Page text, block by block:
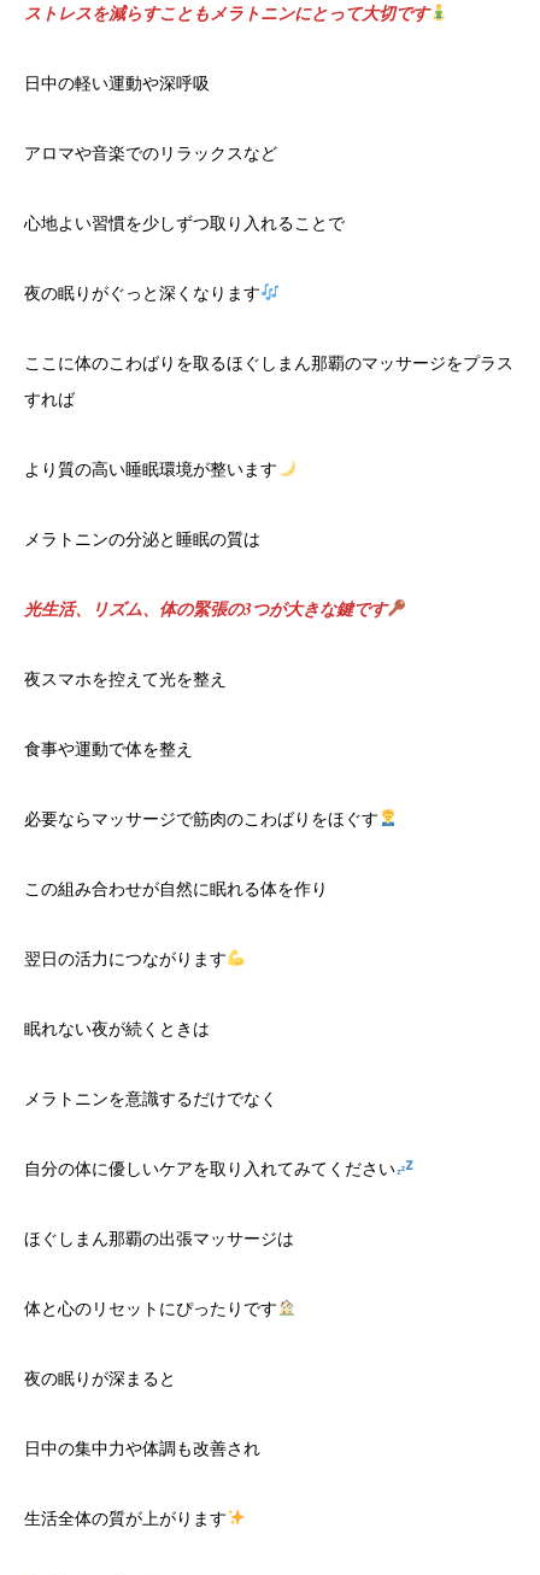
ストレスを減らすこともメラトニンにとって大切です
日中の軽い運動や深呼吸
アロマや音楽でのリラックスなど
心地よい習慣を少しずつ取り入れることで
夜の眠りがぐっと深くなります
ここに体のこわばりを取るほぐしまん那覇のマッサージをプラス
すれば
より質の高い睡眠環境が整います
メラトニンの分泌と睡眠の質は
光生活、リズム、体の緊張の3つが大きな鍵です
夜スマホを控えて光を整え
食事や運動で体を整え
必要ならマッサージで筋肉のこわばりをほぐす
この組み合わせが自然に眠れる体を作り
翌日の活力につながります
眠れない夜が続くときは
メラトニンを意識するだけでなく
自分の体に優しいケアを取り入れてみてください
ほぐしまん那覇の出張マッサージは
体と心のリセットにぴったりです
夜の眠りが深まると
日中の集中力や体調も改善され
生活全体の質が上がります